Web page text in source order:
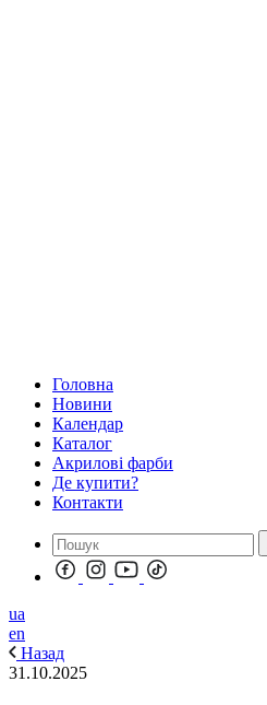
Головна
Новини
Календар
Каталог
Акрилові фарби
Де купити?
Контакти
ua
en
Назад
31.10.2025